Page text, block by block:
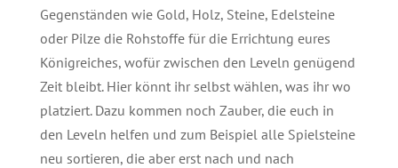
Gegenständen wie Gold, Holz, Steine, Edelsteine
oder Pilze die Rohstoffe für die Errichtung eures
Königreiches, wofür zwischen den Leveln genügend
Zeit bleibt. Hier könnt ihr selbst wählen, was ihr wo
platziert. Dazu kommen noch Zauber, die euch in
den Leveln helfen und zum Beispiel alle Spielsteine
neu sortieren, die aber erst nach und nach